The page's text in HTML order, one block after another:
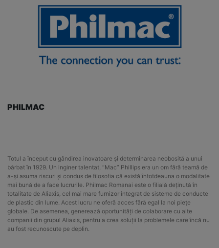
PHILMAC
Totul a început cu gândirea inovatoare și determinarea neobosită a unui
bărbat în 1929. Un inginer talentat, “Mac” Phillips era un om fără teamă de
a-și asuma riscuri și condus de filosofia că există întotdeauna o modalitate
mai bună de a face lucrurile. Philmac Romanai este o filială deținută în
totalitate de Aliaxis, cel mai mare furnizor integrat de sisteme de conducte
de plastic din lume. Acest lucru ne oferă acces fără egal la noi piețe
globale. De asemenea, generează oportunități de colaborare cu alte
companii din grupul Aliaxis, pentru a crea soluții la problemele care încă nu
au fost recunoscute pe deplin.